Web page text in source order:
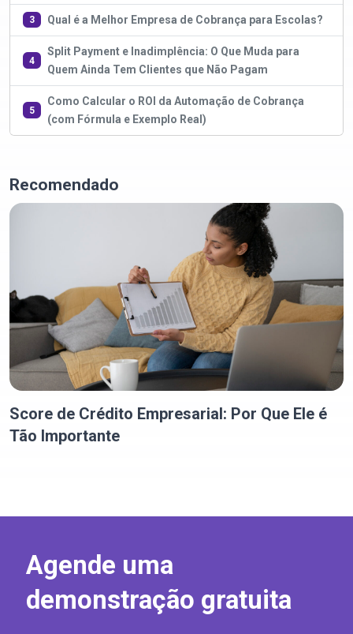
3 Qual é a Melhor Empresa de Cobrança para Escolas?
4
Split Payment e Inadimplência: O Que Muda para
Quem Ainda Tem Clientes que Não Pagam
5
Como Calcular o ROI da Automação de Cobrança
(com Fórmula e Exemplo Real)
Recomendado
Score de Crédito Empresarial: Por Que Ele é
Tão Importante
Agende uma
demonstração gratuita